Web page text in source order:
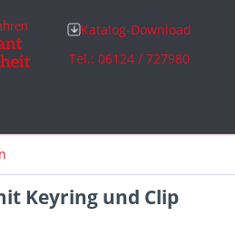
Katalog-Download
Tel.: 06124 / 727980
Keyring und Clip